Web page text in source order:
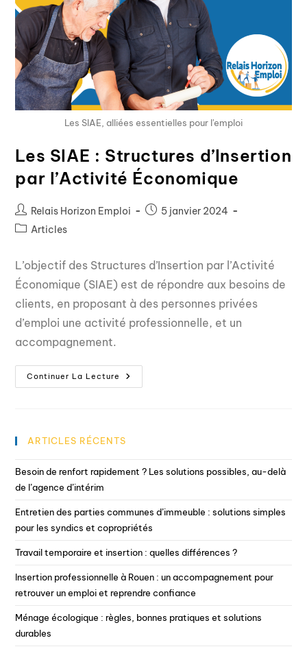
Les SIAE, alliées essentielles pour l'emploi
Les SIAE : Structures d’Insertion
par l’Activité Économique
Relais Horizon Emploi
5 janvier 2024
Articles
L’objectif des Structures d’Insertion par l’Activité
Économique (SIAE) est de répondre aux besoins de
clients, en proposant à des personnes privées
d’emploi une activité professionnelle, et un
accompagnement.
Continuer La Lecture
ARTICLES RÉCENTS
Besoin de renfort rapidement ? Les solutions possibles, au-delà
de l’agence d’intérim
Entretien des parties communes d’immeuble : solutions simples
pour les syndics et copropriétés
Travail temporaire et insertion : quelles différences ?
Insertion professionnelle à Rouen : un accompagnement pour
retrouver un emploi et reprendre confiance
Ménage écologique : règles, bonnes pratiques et solutions
durables